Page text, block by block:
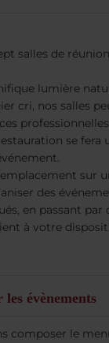
salles de
lumière
cri, nos salles
se
sur
des
en passant
à votre
évènements
composer le